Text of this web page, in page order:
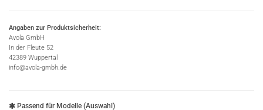
Angaben zur Produktsicherheit:
Avola GmbH
In der Fleute 52
42389 Wuppertal
info@avola-gmbh.de
Passend für Modelle (Auswahl)